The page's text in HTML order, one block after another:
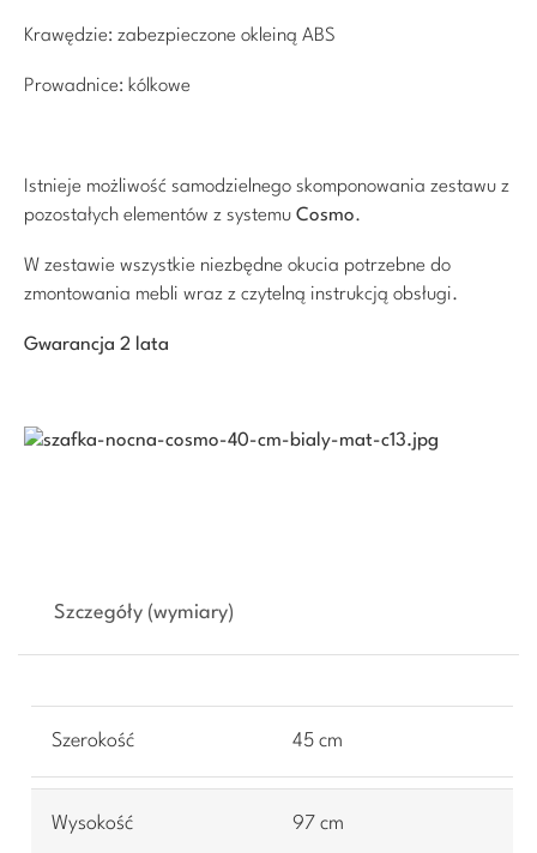
Krawędzie: zabezpieczone okleiną ABS
Prowadnice: kólkowe
Istnieje możliwość samodzielnego skomponowania zestawu z
pozostałych elementów z systemu Cosmo.
W zestawie wszystkie niezbędne okucia potrzebne do
zmontowania mebli wraz z czytelną instrukcją obsługi.
Gwarancja 2 lata
Szczegóły (wymiary)
Szerokość 45 cm
Wysokość 97 cm